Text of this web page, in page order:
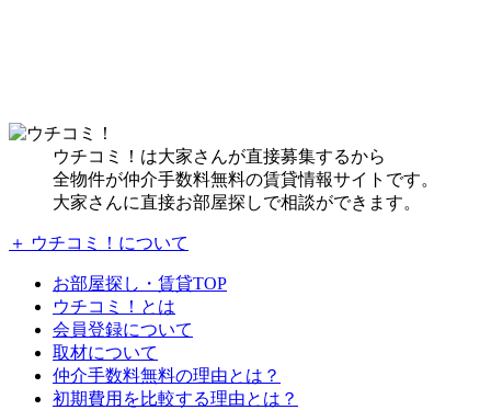
ウチコミ！は大家さんが直接募集するから
全物件が仲介手数料無料の賃貸情報サイトです。
大家さんに直接お部屋探しで相談ができます。
＋ ウチコミ！について
お部屋探し・賃貸TOP
ウチコミ！とは
会員登録について
取材について
仲介手数料無料の理由とは？
初期費用を比較する理由とは？